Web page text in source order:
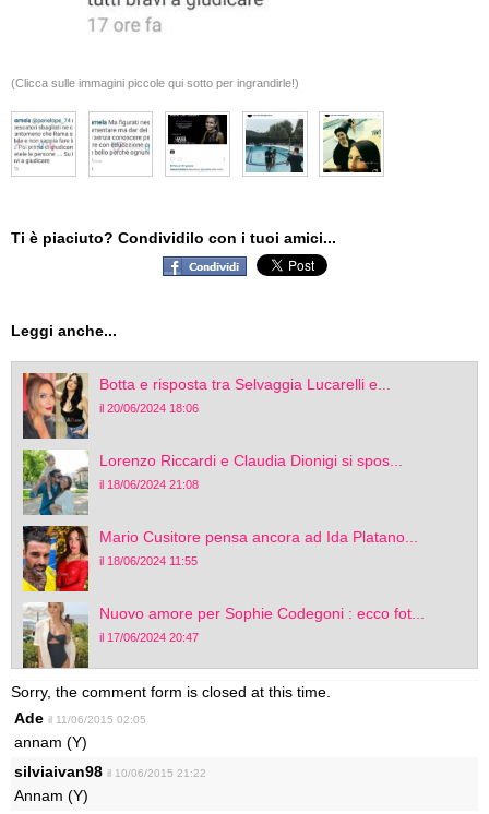
(Clicca sulle immagini piccole qui sotto per ingrandirle!)
Ti è piaciuto? Condividilo con i tuoi amici...
Leggi anche...
Botta e risposta tra Selvaggia Lucarelli e...
il 20/06/2024 18:06
Lorenzo Riccardi e Claudia Dionigi si spos...
il 18/06/2024 21:08
Mario Cusitore pensa ancora ad Ida Platano...
il 18/06/2024 11:55
Nuovo amore per Sophie Codegoni : ecco fot...
il 17/06/2024 20:47
Sorry, the comment form is closed at this time.
Ade il 11/06/2015 02:05
annam (Y)
silviaivan98 il 10/06/2015 21:22
Annam (Y)